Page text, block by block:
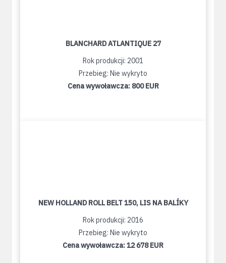
BLANCHARD ATLANTIQUE 27
Rok produkcji: 2001
Przebieg: Nie wykryto
Cena wywoławcza: 800 EUR
NEW HOLLAND ROLL BELT 150, LIS NA BALÍKY
Rok produkcji: 2016
Przebieg: Nie wykryto
Cena wywoławcza:12 678 EUR